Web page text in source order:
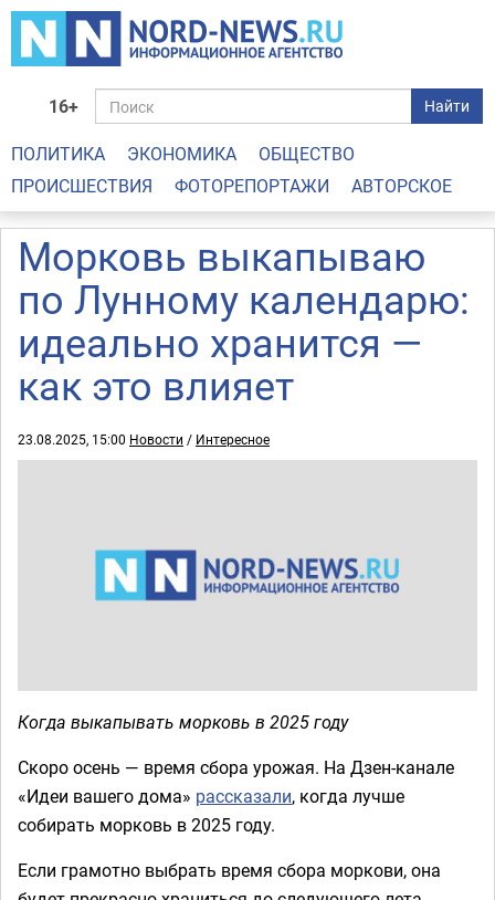
16+ Найти
ПОЛИТИКА ЭКОНОМИКА
ОБЩЕСТВО
ПРОИСШЕСТВИЯ
ФОТОРЕПОРТАЖИ АВТОРСКОЕ
Морковь выкапываю
по Лунному календарю:
идеально хранится —
как это влияет
23.08.2025, 15:00 Новости / Интересное
Когда выкапывать морковь в 2025 году
Скоро осень — время сбора урожая. На Дзен-канале
«Идеи вашего дома» рассказали, когда лучше
собирать морковь в 2025 году.
Если грамотно выбрать время сбора моркови, она